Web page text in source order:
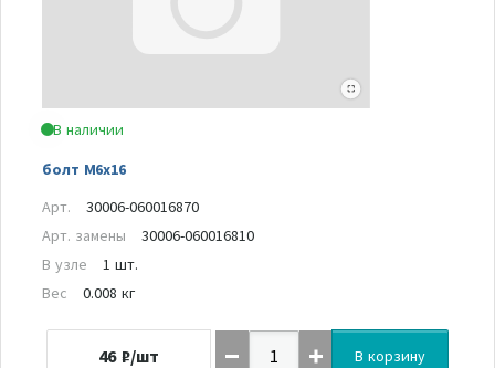
В наличии
болт M6x16
Арт.
30006-060016870
Арт. замены
30006-060016810
В узле
1 шт.
Вес
0.008 кг
46 ₽/шт В корзину